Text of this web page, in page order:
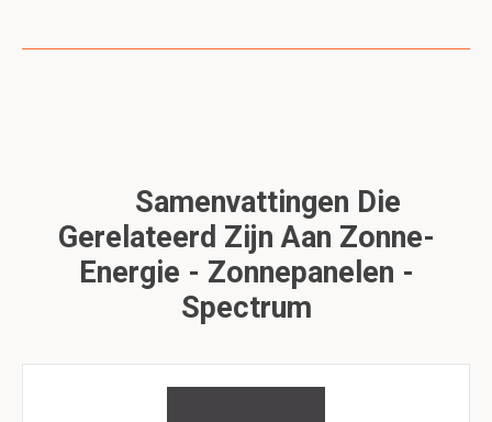
Samenvattingen Die
Gerelateerd Zijn Aan Zonne-
Energie - Zonnepanelen -
Spectrum